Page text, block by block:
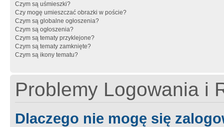
Czym są uśmieszki?
Czy mogę umieszczać obrazki w poście?
Czym są globalne ogłoszenia?
Czym są ogłoszenia?
Czym są tematy przyklejone?
Czym są tematy zamknięte?
Czym są ikony tematu?
Problemy Logowania i
Dlaczego nie mogę się